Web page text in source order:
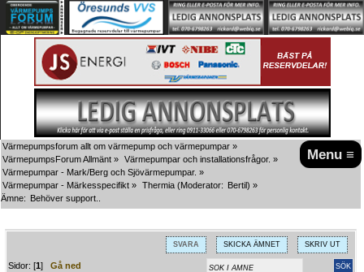
Menu ≡
Värmepumpsforum allt om värmepump och värmepumpar »
VärmepumpsForum Allmänt » Värmepumpar och installationsfrågor. »
Värmepumpar - Mark/Berg och Sjövärmepumpar. »
Värmepumpar - Märkesspecifikt » Thermia (Moderator: Bertil) »
Ämne: Behöver support..
SVARA SKICKA ÄMNET SKRIV UT
Sidor: [1]Gå ned